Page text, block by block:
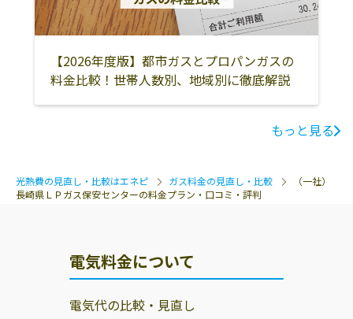
【2026年度版】都市ガスとプロパンガスの
料金比較！世帯人数別、地域別に徹底解説
もっと見る
光熱費の見直し・比較はエネピ ガス料金の見直し・比較
（一社）
長崎県ＬＰガス保安センターの料金プラン・口コミ・評判
電気料金について
電気代の比較・見直し